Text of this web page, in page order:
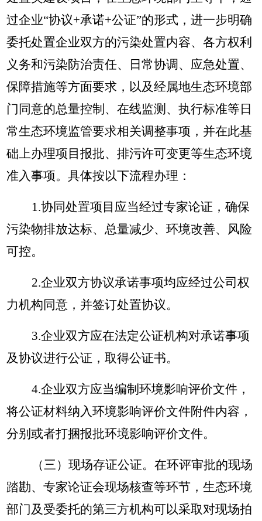
过企业“协议+承诺+公证”的形式，进一步明确
委托处置企业双方的污染处置内容、各方权利
义务和污染防治责任、日常协调、应急处置、
保障措施等方面要求，以及经属地生态环境部
门同意的总量控制、在线监测、执行标准等日
常生态环境监管要求相关调整事项，并在此基
础上办理项目报批、排污许可变更等生态环境
准入事项。具体按以下流程办理：
1.协同处置项目应当经过专家论证，确保
污染物排放达标、总量减少、环境改善、风险
可控。
2.企业双方协议承诺事项均应经过公司权
力机构同意，并签订处置协议。
3.企业双方应在法定公证机构对承诺事项
及协议进行公证，取得公证书。
4.企业双方应当编制环境影响评价文件，
将公证材料纳入环境影响评价文件附件内容，
分别或者打捆报批环境影响评价文件。
（三）现场存证公证。在环评审批的现场
踏勘、专家论证会现场核查等环节，生态环境
部门及受委托的第三方机构可以采取对现场拍